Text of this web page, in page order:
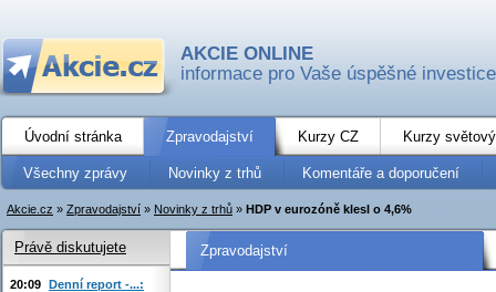
AKCIE ONLINE
informace pro Vaše úspěšné investice
Úvodní stránka Zpravodajství Kurzy CZ Kurzy
Všechny zprávy Novinky z trhů Komentáře a doporučení
Akcie.cz » Zpravodajství » Novinky z trhů » HDP v eurozóně klesl o 4,6%
Zpravodajství
Právě diskutujete
20:09 Denní report -...: